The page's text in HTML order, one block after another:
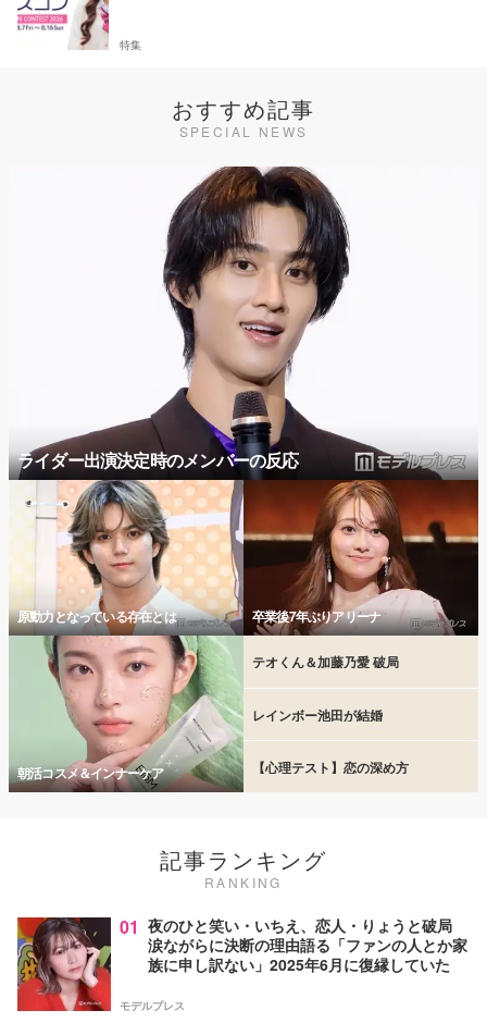
特集
おすすめ記事
SPECIAL NEWS
ライダー出演決定時のメンバーの反応
原動力となっている存在とは 卒業後7年ぶりアリーナ
朝活コスメ＆インナーケア
テオくん＆加藤乃愛 破局
レインボー池田が結婚
【心理テスト】恋の深め方
記事ランキング
RANKING
01 夜のひと笑い・いちえ、恋人・りょうと破局
涙ながらに決断の理由語る「ファンの人とか家
族に申し訳ない」2025年6月に復縁していた
モデルプレス